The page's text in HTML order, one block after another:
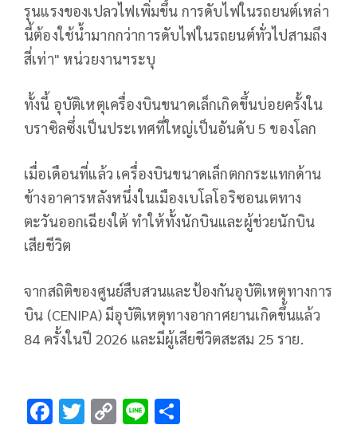
รุนแรงของเปลวไฟเพิ่มขึ้น การดับไฟในรถยนต์เหล่า
นี้ต้องใช้น้ำมากกว่าการดับไฟในรถยนต์ทั่วไปสามถึง
สี่เท่า" หน่วยงานฯระบุ
ทั้งนี้ อุบัติเหตุเครื่องบินขนาดเล็กเกิดขึ้นบ่อยครั้งใน
บราซิลซึ่งเป็นประเทศที่ใหญ่เป็นอันดับ 5 ของโลก
เมื่อเดือนที่แล้ว เครื่องบินขนาดเล็กตกกระแทกด้าน
ข้างอาคารหลังหนึ่งในเมืองเบโลโอริซอนเตทาง
ตะวันออกเฉียงใต้ ทำให้ทั้งนักบินและผู้ช่วยนักบิน
เสียชีวิต
จากสถิติของศูนย์สืบสวนและป้องกันอุบัติเหตุทางการ
บิน (CENIPA) มีอุบัติเหตุทางอากาศยานเกิดขึ้นแล้ว
84 ครั้งในปี 2026 และมีผู้เสียชีวิตสะสม 25 ราย.
F T C Li